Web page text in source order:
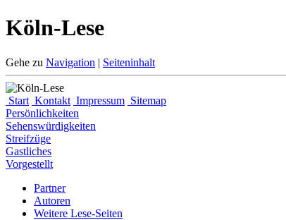
Köln-Lese
Gehe zu Navigation | Seiteninhalt
Start Kontakt Impressum Sitemap
Persönlichkeiten
Sehenswürdigkeiten
Streifzüge
Gastliches
Vorgestellt
Partner
Autoren
Weitere Lese-Seiten